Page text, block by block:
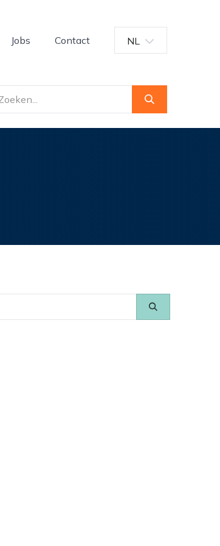
Jobs Contact NL